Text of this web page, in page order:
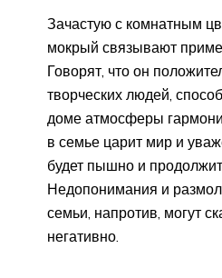
Зачастую с комнатным
мокрый связывают
Говорят, что он
творческих людей,
доме атмосферы
в семье царит мир и
будет пышно и
Недопонимания и
семьи, напротив, могут
негативно.